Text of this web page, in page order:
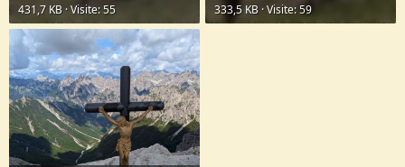
431,7 KB · Visite: 55
333,5 KB · Visite: 59